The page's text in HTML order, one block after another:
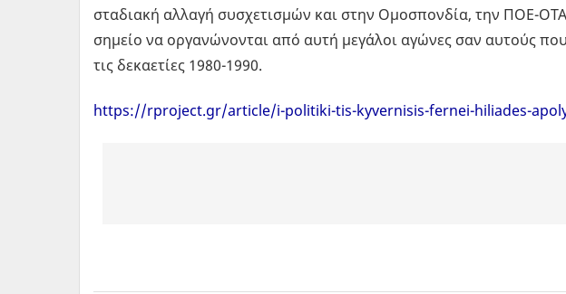
στα­δια­κή αλ­λα­γή συ­σχε­τι­σµών και στην Οµο­σπον­δία, την ΠΟΕ-
ση­µείο να ορ­γα­νώ­νο­νται από αυτή µε­γά­λοι αγώ­νες σαν αυ­τούς που
τις δε­κα­ε­τί­ες 1980-1990.
https://rproject.gr/article/i-politiki-tis-kyvernisis-fernei-hiliades-